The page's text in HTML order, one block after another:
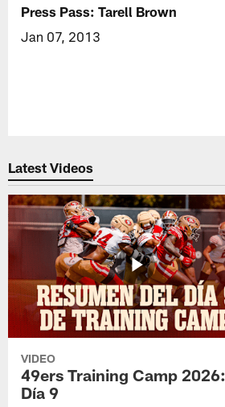
Press Pass: Tarell Brown
Jan 07, 2013
Latest Videos
VIDEO
49ers Training Camp 2026:
Día 9